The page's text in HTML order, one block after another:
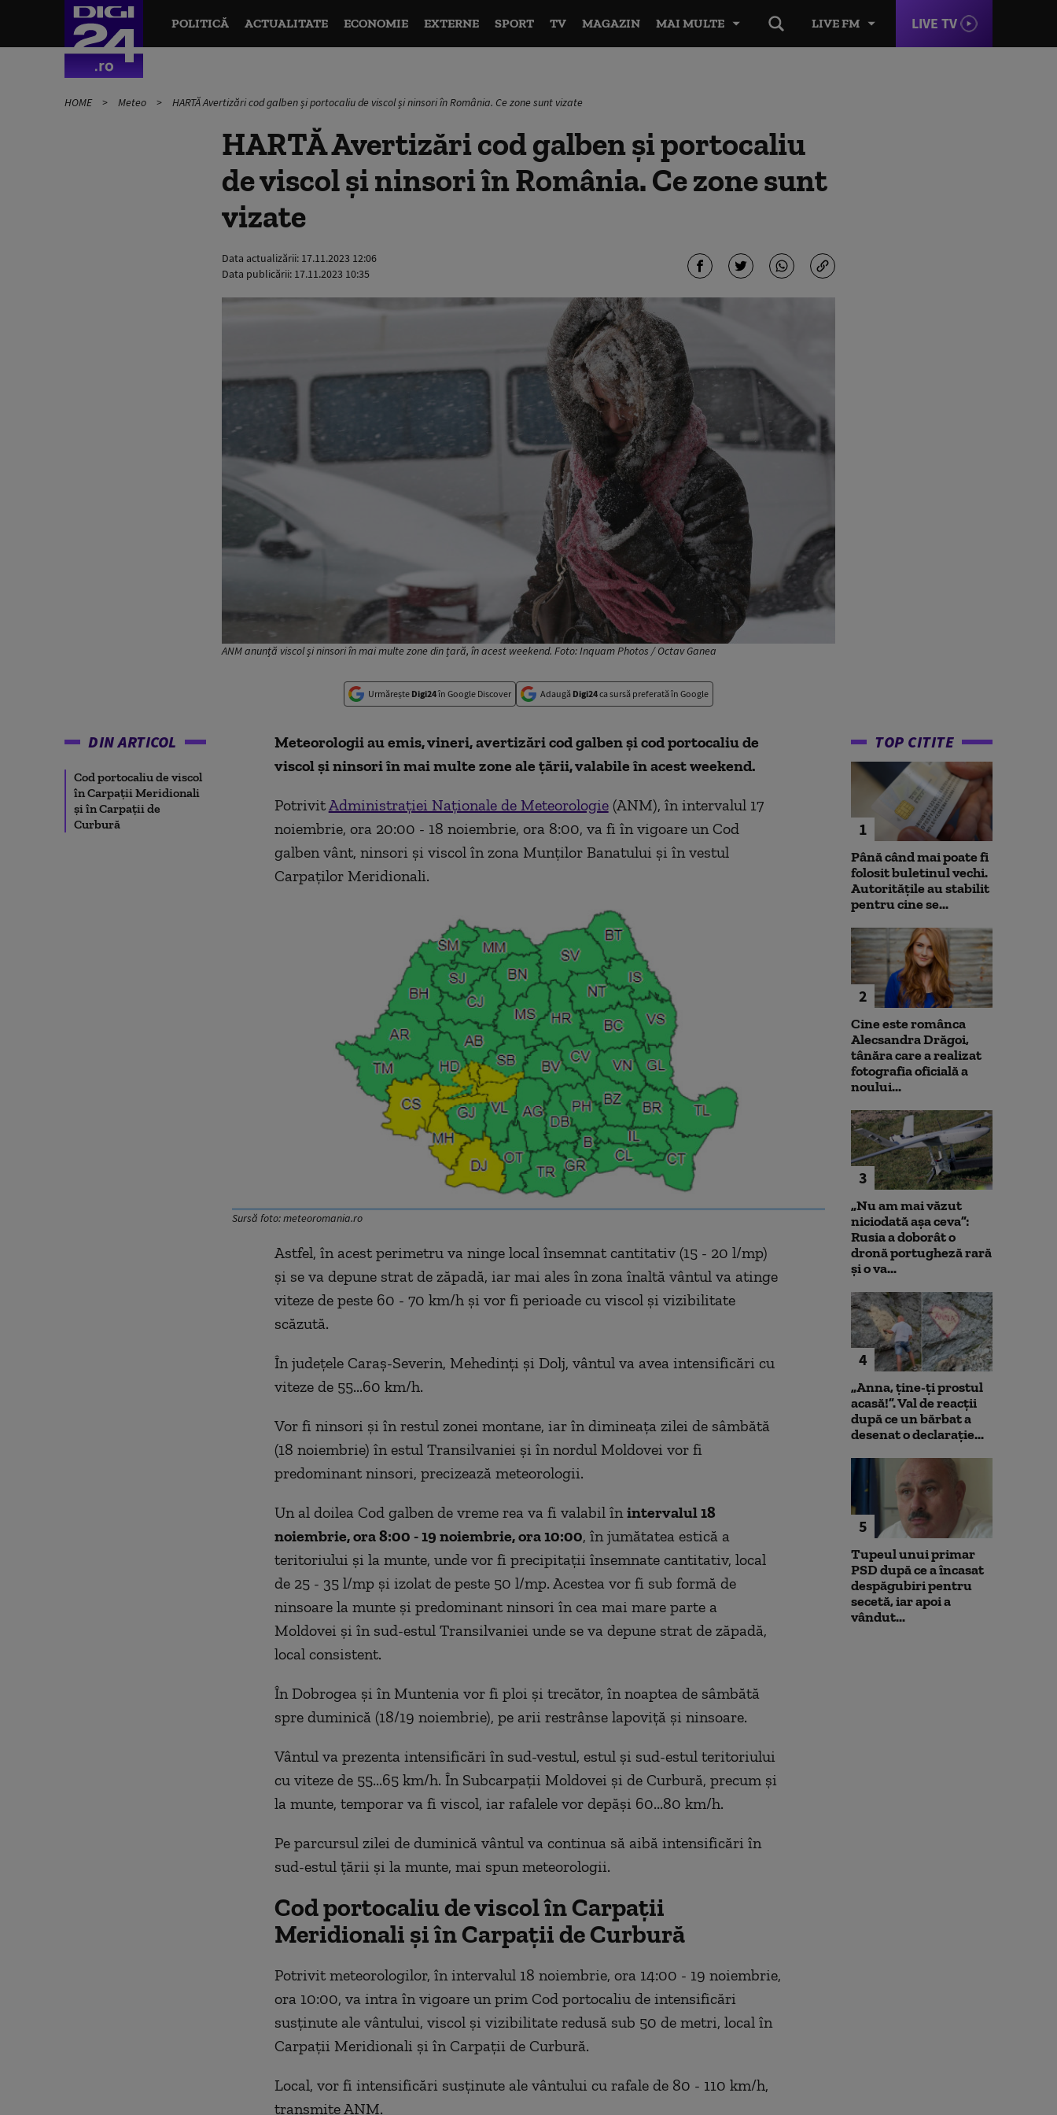
LIVE FM LIVE TV
POLITICĂ ACTUALITATE ECONOMIE EXTERNE SPORT TV MAGAZIN MAI MULTE
HOME Meteo HARTĂ Avertizări cod galben și portocaliu de viscol și ninsori în România. Ce zone sunt vizate
HARTĂ Avertizări cod galben și portocaliu
de viscol și ninsori în România. Ce zone sunt
vizate
Data actualizării: 17.11.2023 12:06
Data publicării: 17.11.2023 10:35
ANM anunță viscol și ninsori în mai multe zone din țară, în acest weekend. Foto: Inquam Photos / Octav Ganea
Urmărește Digi24în Google Discover Adaugă Digi24ca sursă preferată în Google
DIN ARTICOL
Cod portocaliu de viscol
în Carpații Meridionali
și în Carpații de
Curbură
Meteorologii au emis, vineri, avertizări cod galben și cod portocaliu de
viscol și ninsori în mai multe zone ale țării, valabile în acest weekend.
PotrivitAdministrației Naționale de Meteorologie(ANM), în intervalul 17
noiembrie, ora 20:00 - 18 noiembrie, ora 8:00, va fi în vigoare un Cod
galben vânt, ninsori şi viscol în zona Munţilor Banatului şi în vestul
Carpaţilor Meridionali.
Sursă foto: meteoromania.ro
Astfel, în acest perimetru va ninge local însemnat cantitativ (15 - 20 l/mp)
şi se va depune strat de zăpadă, iar mai ales în zona înaltă vântul va atinge
viteze de peste 60 - 70 km/h şi vor fi perioade cu viscol şi vizibilitate
scăzută.
În județele Caraș-Severin, Mehedinți și Dolj, vântul va avea intensificări cu
viteze de 55...60 km/h.
Vor fi ninsori și în restul zonei montane, iar în dimineața zilei de sâmbătă
(18 noiembrie) în estul Transilvaniei și în nordul Moldovei vor fi
predominant ninsori, precizează meteorologii.
Un al doilea Cod galben de vreme rea va fi valabil înintervalul 18
noiembrie, ora 8:00 - 19 noiembrie, ora 10:00, în jumătatea estică a
teritoriului şi la munte, unde vor fi precipitaţii însemnate cantitativ, local
de 25 - 35 l/mp şi izolat de peste 50 l/mp. Acestea vor fi sub formă de
ninsoare la munte şi predominant ninsori în cea mai mare parte a
Moldovei şi în sud-estul Transilvaniei unde se va depune strat de zăpadă,
local consistent.
În Dobrogea și în Muntenia vor fi ploi și trecător, în noaptea de sâmbătă
spre duminică (18/19 noiembrie), pe arii restrânse lapoviță și ninsoare.
Vântul va prezenta intensificări în sud-vestul, estul și sud-estul teritoriului
cu viteze de 55...65 km/h. În Subcarpații Moldovei și de Curbură, precum și
la munte, temporar va fi viscol, iar rafalele vor depăși 60...80 km/h.
Pe parcursul zilei de duminică vântul va continua să aibă intensificări în
sud-estul țării și la munte, mai spun meteorologii.
Cod portocaliude viscol în Carpații
Meridionali și în Carpații de Curbură
Potrivit meteorologilor, în intervalul 18 noiembrie, ora 14:00 - 19 noiembrie,
ora 10:00, va intra în vigoare un prim Cod portocaliu de intensificări
susţinute ale vântului, viscol şi vizibilitate redusă sub 50 de metri, local în
Carpaţii Meridionali şi în Carpaţii de Curbură.
Local, vor fi intensificări susţinute ale vântului cu rafale de 80 - 110 km/h,
transmite ANM.
TOP CITITE
1
Până când mai poate fi
folosit buletinul vechi.
Autoritățile au stabilit
pentru cine se...
2
Cine este românca
Alecsandra Drăgoi,
tânăra care a realizat
fotografia oficială a
noului...
3
„Nu am mai văzut
niciodată așa ceva”:
Rusia a doborât o
dronă portugheză rară
și o va...
4
„Anna, ţine-ţi prostul
acasă!”. Val de reacții
după ce un bărbat a
desenat o declarație...
5
Tupeul unui primar
PSD după ce a încasat
despăgubiri pentru
secetă, iar apoi a
vândut...